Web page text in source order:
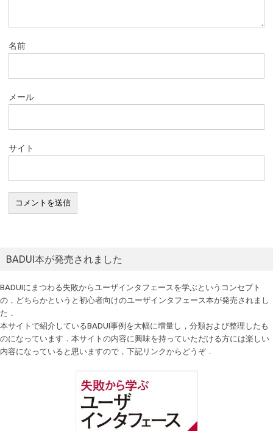
名前
メール
サイト
BADUI本が発売されました
BADUIにまつわる失敗からユーザインタフェースを学ぶというコンセプト
の，どちらかというと初心者向けのユーザインタフェース本が発売されまし
た．
本サイトで紹介しているBADUI事例を大幅に増量し，分類および整理したも
のになっています．本サイトの内容に興味を持っていただける方には楽しい
内容になっていると思いますので，下記リンクからどうぞ．